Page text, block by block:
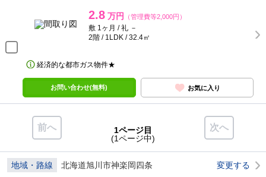
2.8 万円 （管理費等2,000円）
敷 1ヶ月 / 礼 －
2階 / 1LDK / 32.4㎡
経済的な都市ガス物件★
お問い合わせ(無料) お気に入り
前へ 次へ
1ページ目
(1ページ中)
地域・路線 北海道旭川市神楽岡四条 変更する